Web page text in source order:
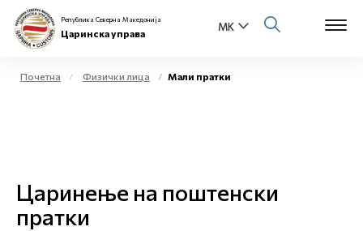
Бизнис заедница
Република Северна Македонија
Царинска управа
Почетна Физички лица Мали пратки
Царинење на поштенски
пратки